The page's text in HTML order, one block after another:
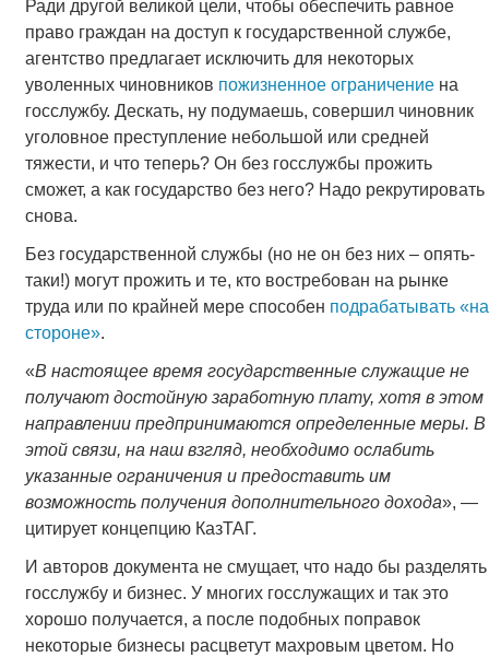
Ради другой великой цели, чтобы обеспечить равное
право граждан на доступ к государственной службе,
агентство предлагает исключить для некоторых
уволенных чиновников пожизненное ограничениена
госслужбу. Дескать, ну подумаешь, совершил чиновник
уголовное преступление небольшой или средней
тяжести, и что теперь? Он без госслужбы прожить
сможет, а как государство без него? Надо рекрутировать
снова.
Без государственной службы (но не он без них – опять-
таки!) могут прожить и те, кто востребован на рынке
труда или по крайней мере способен подрабатывать «на
стороне».
«В настоящее время государственные служащие не
получают достойную заработную плату, хотя в этом
направлении предпринимаются определенные меры. В
этой связи, на наш взгляд, необходимо ослабить
указанные ограничения и предоставить им
возможность получения дополнительного дохода», —
цитирует концепцию КазТАГ.
И авторов документа не смущает, что надо бы разделять
госслужбу и бизнес. У многих госслужащих и так это
хорошо получается, а после подобных поправок
некоторые бизнесы расцветут махровым цветом. Но